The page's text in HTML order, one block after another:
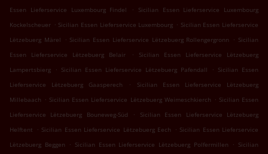
Essen Lieferservice Luxembourg Findel
.
Sicilian Essen Lieferservice Luxembourg
Kockelscheuer . Sicilian Essen Lieferservice Luxembourg . Sicilian Essen Lieferservice
Lëtzebuerg Märel
. Sicilian Essen Lieferservice Lëtzebuerg Rollengergronn . Sicilian
Essen Lieferservice Lëtzebuerg Belair
.
Sicilian Essen Lieferservice Lëtzebuerg
Lampertsbierg
. Sicilian Essen Lieferservice Lëtzebuerg Pafendall . Sicilian Essen
Lieferservice Lëtzebuerg Gaasperech
.
Sicilian Essen Lieferservice Lëtzebuerg
Millebaach . Sicilian Essen Lieferservice Lëtzebuerg Weimeschkierch . Sicilian Essen
Lieferservice Lëtzebuerg Bouneweg-Süd
.
Sicilian Essen Lieferservice Lëtzebuerg
Helftent
. Sicilian Essen Lieferservice Lëtzebuerg Eech . Sicilian Essen Lieferservice
Lëtzebuerg Beggen
. Sicilian Essen Lieferservice Lëtzebuerg Polfermillen . Sicilian